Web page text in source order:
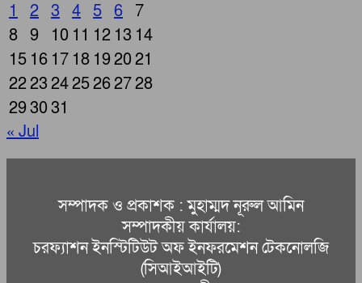
1
2 3 4 5 6
7
8 9 10 11 12 13 14
15 16 17 18 192021
22232425262728
293031
« Jul
সম্পাদক ও প্রকাশক : মুহাম্মদ নূরুল আমিন
সম্পাদকীয় কার্যালয়:
চরফ্যাশন ইনস্টিটিউট অফ ইনফরমেশন টেকনোলজি
(সিআইআইটি)